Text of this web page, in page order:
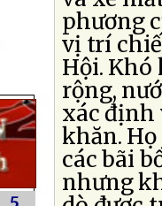
phương
vị trí
Hội.
rộng,
xác định
khăn.
các bãi
nhưng